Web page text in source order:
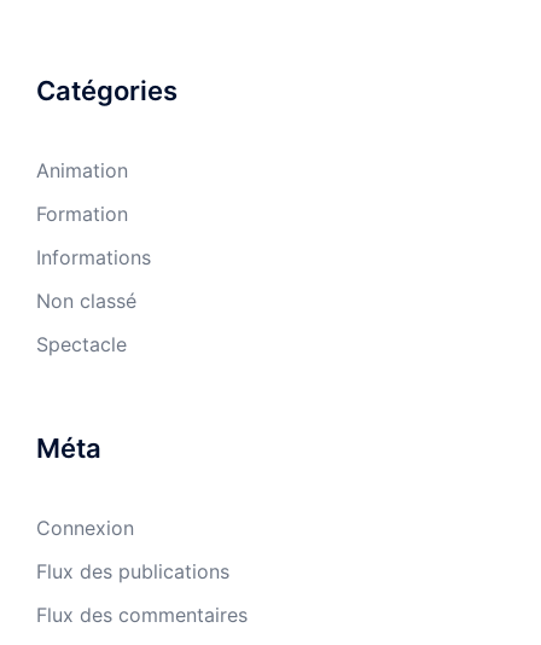
Catégories
Animation
Formation
Informations
Non classé
Spectacle
Méta
Connexion
Flux des publications
Flux des commentaires